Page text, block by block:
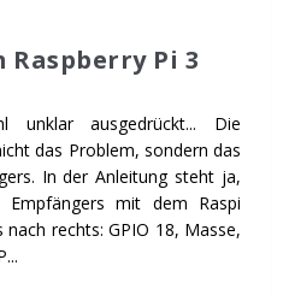
Raspberry Pi 3
ausgedrückt... Die
das Problem, sondern das
In der Anleitung steht ja,
mit dem Raspi
rechts: GPIO 18, Masse,